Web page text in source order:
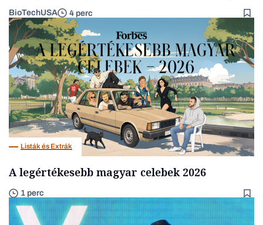
BioTechUSA 4 perc
Listák és Extrák
A legértékesebb magyar celebek 2026
1 perc